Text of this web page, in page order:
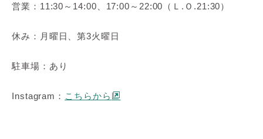
営業：11:30～14:00、17:00～22:00（Ｌ.Ｏ.21:30）
休み：月曜日、第3火曜日
駐車場：あり
Instagram： こちらから